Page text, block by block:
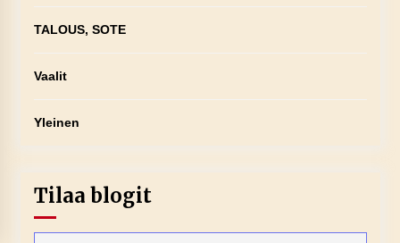
TALOUS, SOTE
Vaalit
Yleinen
Tilaa blogit